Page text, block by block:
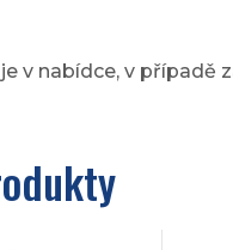
v nabídce, v případě